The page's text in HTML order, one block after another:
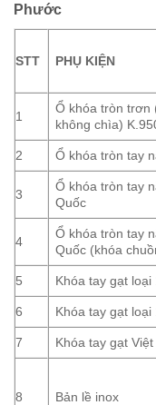
Phước
STT PHỤ KIỆN
1
Ổ khóa tròn trơn
không chìa)
2 Ổ khóa tròn tay
3
Ổ khóa tròn tay
Quốc
4
Ổ khóa tròn tay
Quốc (khóa
5 Khóa tay gạt loại
6 Khóa tay gạt loại
7 Khóa tay gạt Việt
8 Bản lề inox